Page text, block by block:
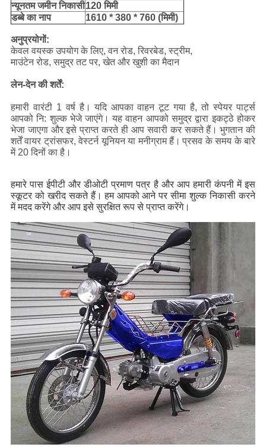
न्यूनतम जमीन निकासी120 मिमी
डब्बे का नाप
1610 * 380 * 760 (मिमी)
अनुप्रयोगों:
केवल वयस्क उपयोग के लिए, वन रोड, रिवरबेड, स्ट्रीम,
माउंटेन रोड, समुद्र तट पर, खेत और खुशी का मैदान
लेन-देन की शर्तें:
हमारी वारंटी 1 वर्ष है। यदि आपका वाहन टूट गया है, तो स्पेयर पार्ट्स
आपको नि: शुल्क भेजे जाएंगे। यह वाहन आपको समुद्र द्वारा इकट्ठे होकर
भेजा जाएगा और इसे प्राप्त करते ही आप सवारी कर सकते हैं। भुगतान की
शर्तें वायर ट्रांसफर, वेस्टर्न यूनियन या मनीग्राम हैं। प्रसव के समय के बारे
में 20 दिनों का है।
हमारे पास ईपीटी और डीओटी प्रमाण पत्र है और आप हमारी कंपनी में इस
स्कूटर को खरीद सकते हैं। हम आपको आने पर सीमा शुल्क निकासी करने
में मदद करेंगे और आप इसे सुरक्षित रूप से प्राप्त करेंगे।